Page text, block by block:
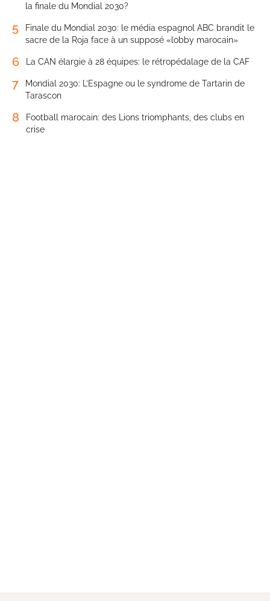
la finale du Mondial 2030?
5
Finale du Mondial 2030: le média espagnol ABC brandit le
sacre de la Roja face à un supposé «lobby marocain»
6 La CAN élargie à 28 équipes: le rétropédalage de la CAF
7
Mondial 2030: L’Espagne ou le syndrome de Tartarin de
Tarascon
8
Football marocain: des Lions triomphants, des clubs en
crise